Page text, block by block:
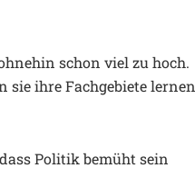
schon viel zu hoch.
ihre Fachgebiete lernen
Politik bemüht sein